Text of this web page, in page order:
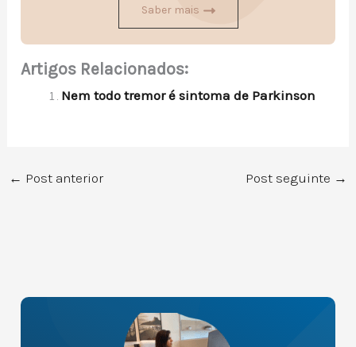
Saber mais
Artigos Relacionados:
Nem todo tremor é sintoma de Parkinson
← Post anterior Post seguinte →